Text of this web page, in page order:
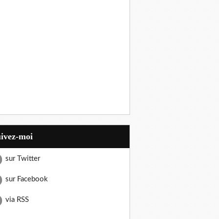
moi
sur Twitter
sur Facebook
via RSS